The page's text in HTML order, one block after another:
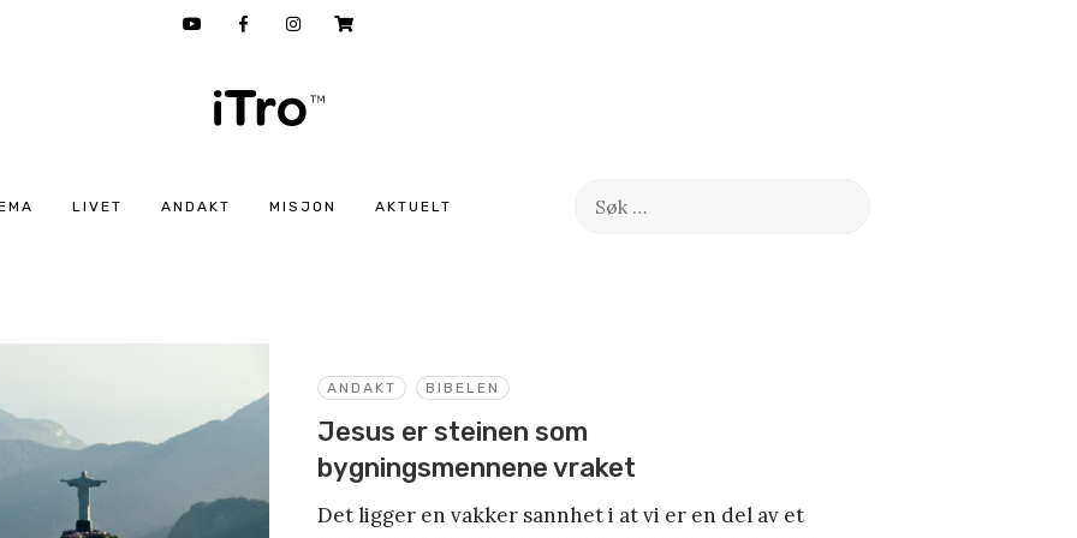
LIVET ANDAKT MISJON AKTUELT
Søk
ANDAKT BIBELEN
Jesus er steinen som
bygningsmennene vraket
Det ligger en vakker sannhet i at vi er en del av et